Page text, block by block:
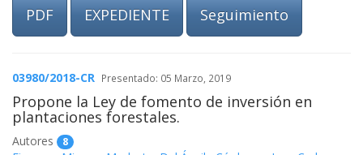
PDF EXPEDIENTE Seguimiento
03980/2018-CR Presentado: 05 Marzo, 2019
Propone la Ley de fomento de inversión en
plantaciones forestales.
Autores 8